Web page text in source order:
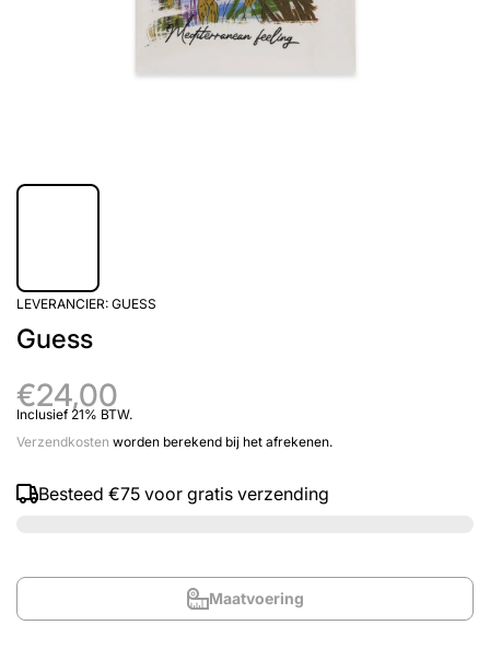
LEVERANCIER: GUESS
Guess
€24,00
Inclusief 21% BTW.
Verzendkosten worden berekend bij het afrekenen.
Besteed €75 voor gratis verzending
Maatvoering